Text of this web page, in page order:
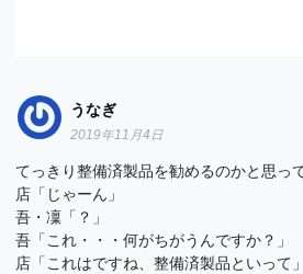
うなぎ
2019年11月4日
てっきり整備済製品を勧めるのかと思っ
店「じゃーん」
吾・凜「？」
吾「これ・・・何がちがうんですか？」
店「これはですね、整備済製品といって」